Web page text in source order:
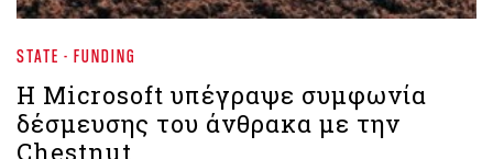
STATE - FUNDING
Η Microsoft υπέγραψε συμφωνία
δέσμευσης του άνθρακα με την
Chestnut